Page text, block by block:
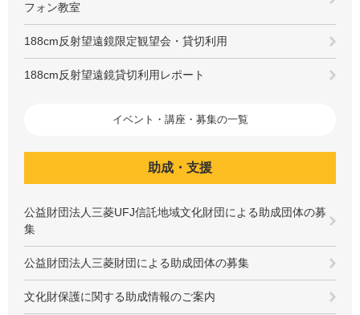
フォン教室
188cm反射望遠鏡限定観望会・貸切利用
188cm反射望遠鏡貸切利用レポート
イベント・講座・募集の一覧
助成・支援
公益財団法人三菱UFJ信託地域文化財団による助成団体の募
集
公益財団法人三菱財団による助成団体の募集
文化財保護に関する助成情報のご案内